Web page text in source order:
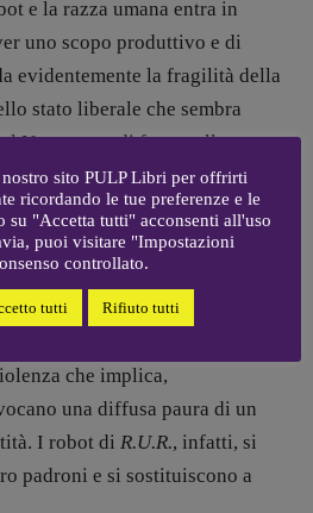
e la razza umana entra in
uno scopo produttivo e di
evidentemente la fragilità della
stato liberale che sembra
Novecento di fronte alle
delle masse. Čapek coglie la
bolscevica e ancora non
i lavoratori possano anche
sorta di rivoluzione
ha compreso la grande
che implica,
una diffusa paura di un
I robot di R.U.R., infatti, si
padroni e si sostituiscono a
sito PULP Libri per offrirti
ricordando le tue preferenze e le
su "Accetta tutti" acconsenti all'uso
puoi visitare "Impostazioni
controllato.
tutti Rifiuto tutti